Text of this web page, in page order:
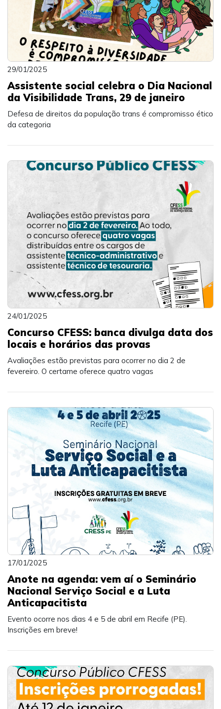
29/01/2025
Assistente social celebra o Dia Nacional
da Visibilidade Trans, 29 de janeiro
Defesa de direitos da população trans é compromisso ético
da categoria
24/01/2025
Concurso CFESS: banca divulga data dos
locais e horários das provas
Avaliações estão previstas para ocorrer no dia 2 de
fevereiro. O certame oferece quatro vagas
17/01/2025
Anote na agenda: vem aí o Seminário
Nacional Serviço Social e a Luta
Anticapacitista
Evento ocorre nos dias 4 e 5 de abril em Recife (PE).
Inscrições em breve!